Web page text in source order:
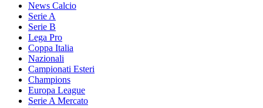
News Calcio
Serie A
Serie B
Lega Pro
Coppa Italia
Nazionali
Campionati Esteri
Champions
Europa League
Serie A Mercato